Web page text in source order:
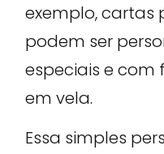
exemplo, cartas
podem ser
especiais e com
em vela.
Essa simples